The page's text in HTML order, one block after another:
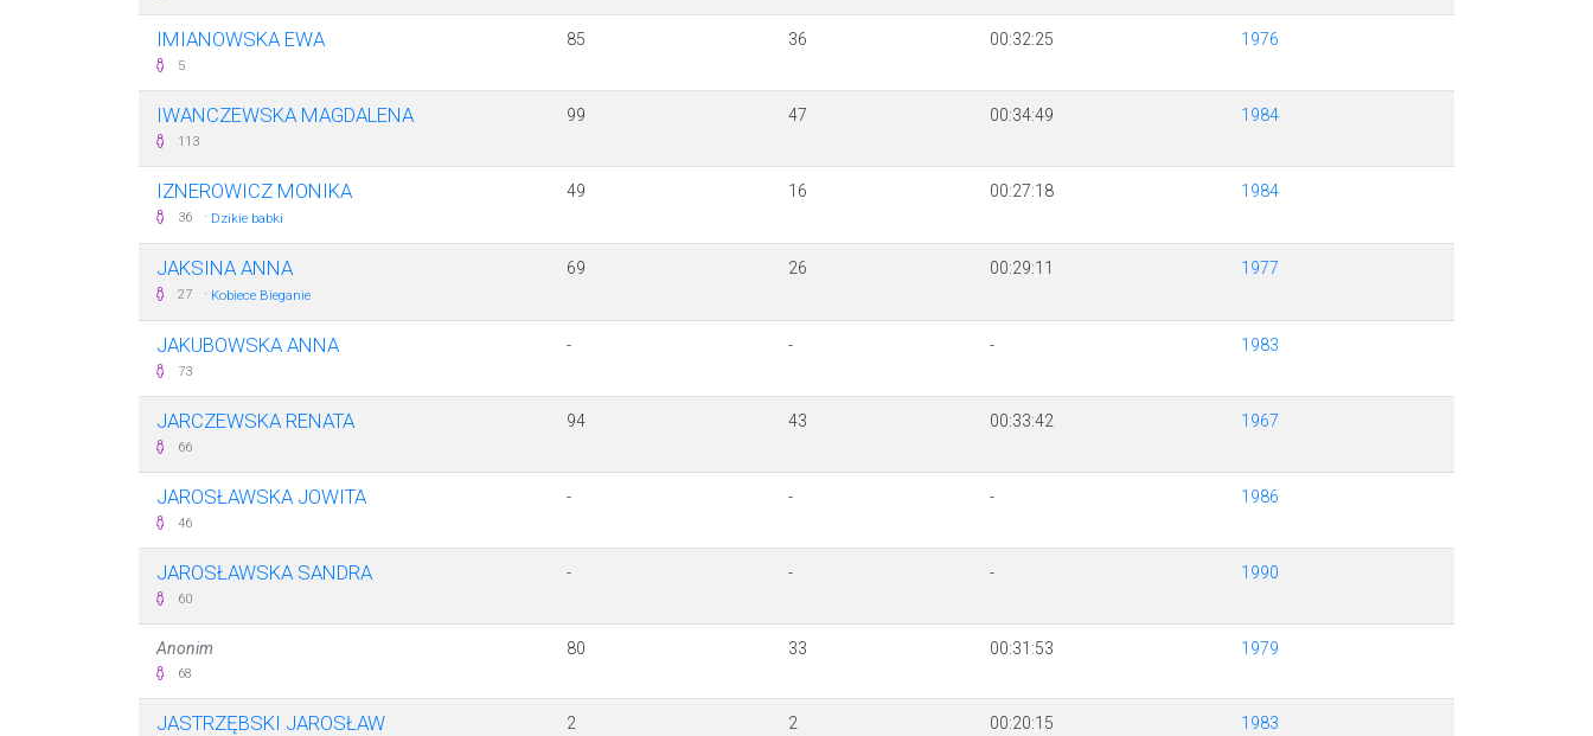
IMIANOWSKA EWA
5
85 36 00:32:25 1976
IWANCZEWSKA MAGDALENA
113
99 47 00:34:49 1984
IZNEROWICZ MONIKA
36 · Dzikie babki
49 16 00:27:18 1984
JAKSINA ANNA
27 · Kobiece Bieganie
69 26 00:29:11 1977
JAKUBOWSKA ANNA
73
- - - 1983
JARCZEWSKA RENATA
66
94 43 00:33:42 1967
JAROSŁAWSKA JOWITA
46
- - - 1986
JAROSŁAWSKA SANDRA
60
- - - 1990
Anonim
68
80 33 00:31:53 1979
JASTRZĘBSKI JAROSŁAW 2 2 00:20:15 1983